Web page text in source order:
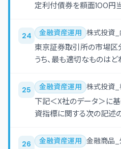
定利付債券を額面100円当
合の所有期間利回り (単利
なものはどれか。なお、手
ついては考慮しないもの
24 金融資産運用 株式投資_
東京証券取引所の市場区
うち、最も適切なものはど
25 金融資産運用 株式投資_
下記＜X社のデータ＞に
資指標に関する次の記述
26 金融資産運用 金融商品_